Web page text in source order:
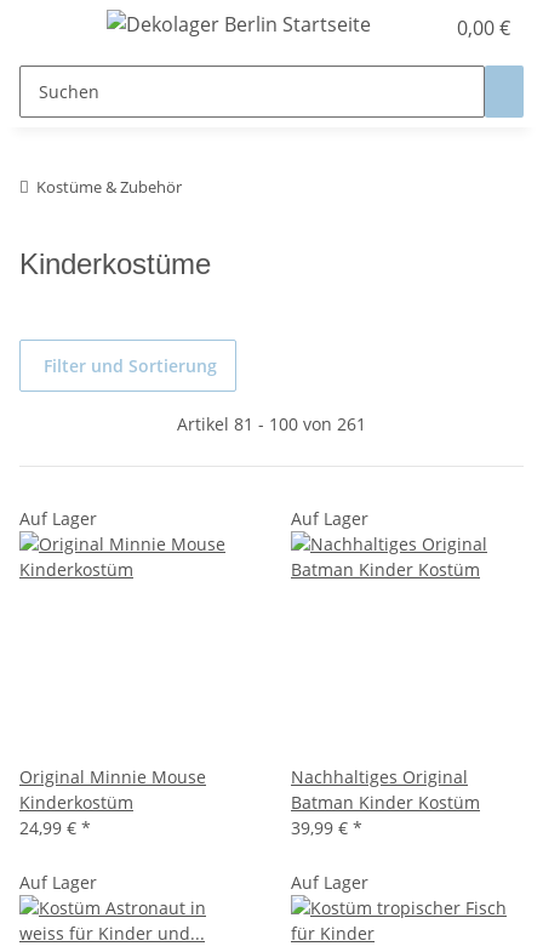
0,00 €
Kostüme & Zubehör
Kinderkostüme
Filter und Sortierung
Artikel 81 - 100 von 261
Auf Lager
Original Minnie Mouse
Kinderkostüm
24,99 € *
Auf Lager
Nachhaltiges Original
Batman Kinder Kostüm
39,99 € *
Auf Lager Auf Lager